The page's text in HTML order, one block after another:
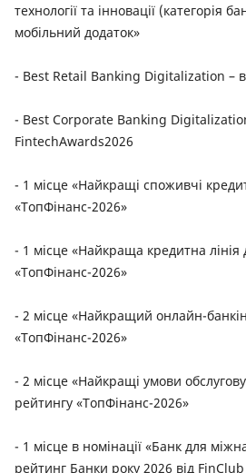
технології та інновації (категорія
мобільний додаток»
- Best Retail Banking Digitalization –
- Best Corporate Banking
FintechAwards2026
- 1 місце «Найкращі споживчі
«ТопФінанс-2026»
- 1 місце «Найкраща кредитна лінія
«ТопФінанс-2026»
- 2 місце «Найкращий онлайн-
«ТопФінанс-2026»
- 2 місце «Найкращі умови
рейтингу «ТопФінанс-2026»
- 1 місце в номінації «Банк для
рейтинг Банки року 2026 від FinClub